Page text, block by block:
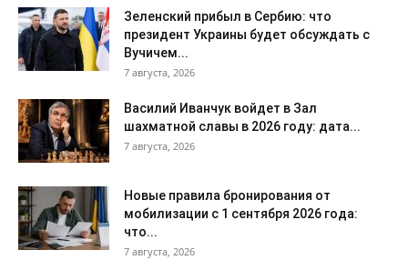
Зеленский прибыл в Сербию: что
президент Украины будет обсуждать с
Вучичем...
7 августа, 2026
Василий Иванчук войдет в Зал
шахматной славы в 2026 году: дата...
7 августа, 2026
Новые правила бронирования от
мобилизации с 1 сентября 2026 года:
что...
7 августа, 2026